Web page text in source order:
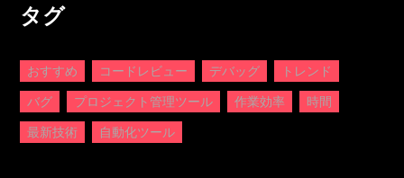
タグ
おすすめ コードレビュー デバッグ
トレンド
バグ
プロジェクト管理ツール 作業効率
時間
最新技術
自動化ツール